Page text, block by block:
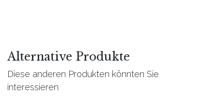
Alternative Produkte
Diese anderen Produkten könnten Sie
interessieren